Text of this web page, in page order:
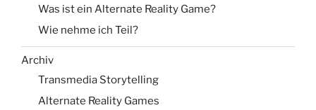
Was ist ein Alternate Reality Game?
Wie nehme ich Teil?
Archiv
Transmedia Storytelling
Alternate Reality Games